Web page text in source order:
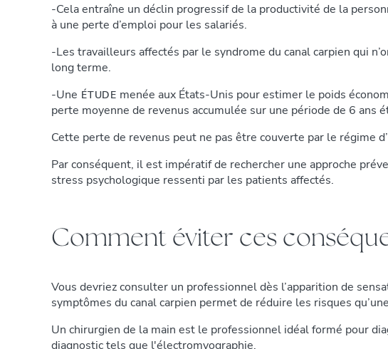
-Cela entraîne un déclin progressif de la productivité de la
à une perte d’emploi pour les salariés.
-Les travailleurs affectés par le syndrome du canal carpien qui
long terme.
-Une ÉTUDE menée aux États-Unis pour estimer le poids
perte moyenne de revenus accumulée sur une période de 6
Cette perte de revenus peut ne pas être couverte par le régime
Par conséquent, il est impératif de rechercher une approche
stress psychologique ressenti par les patients affectés.
Comment éviter ces
Vous devriez consulter un professionnel dès l’apparition de
symptômes du canal carpien permet de réduire les risques
Un chirurgien de la main est le professionnel idéal formé pour
diagnostic tels que l'électromyographie.